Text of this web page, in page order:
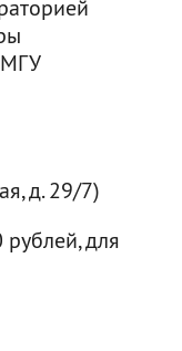
МГУ
д. 29/7)
рублей, для